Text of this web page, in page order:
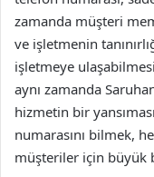
zamanda müşteri
ve işletmenin
işletmeye
aynı zamanda
hizmetin bir
numarasını bilmek,
müşteriler için büyük